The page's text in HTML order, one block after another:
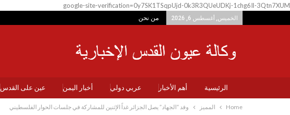
google-site-verification=0y7SK1TSqpUjd-0k3R3QUeUDKj-1chg6Il-3Qtn7XUM
الخميس, أغسطس 6, 2026 من نحن
الرئيسية أهم الأخبار عربي دولي أخبار اليمن عين على القدس
Home المميز وفد “الجهاد” يصل الجزائر غداً الإثنين للمشاركة في جلسات الحوار الفلسطيني